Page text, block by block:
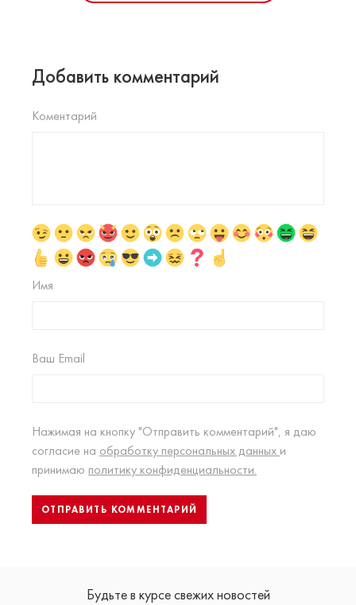
Добавить комментарий
Коментарий
Имя
Ваш Email
Нажимая на кнопку "Отправить комментарий", я даю
согласие на обработку персональных данных и
принимаю политику конфиденциальности.
Будьте в курсе свежих новостей